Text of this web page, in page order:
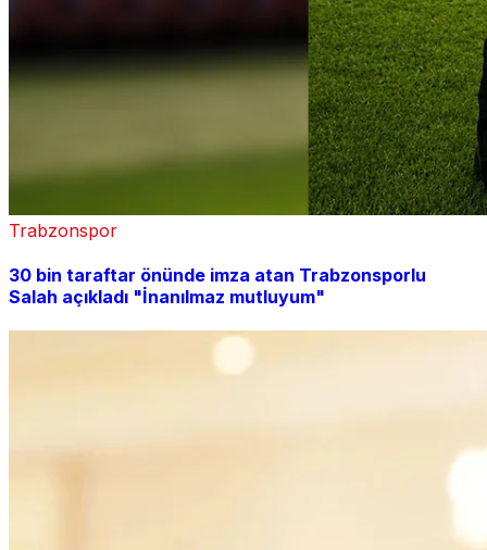
Trabzonspor
30 bin taraftar önünde imza atan Trabzonsporlu
Salah açıkladı "İnanılmaz mutluyum"